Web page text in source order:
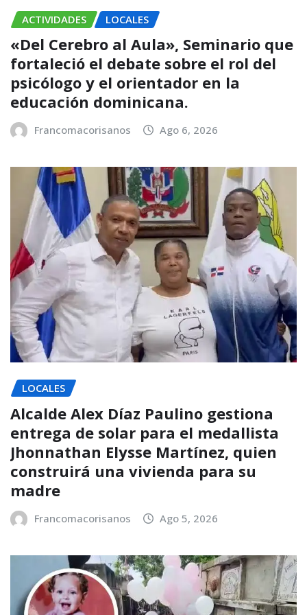
ACTIVIDADES LOCALES
«Del Cerebro al Aula», Seminario que
fortaleció el debate sobre el rol del
psicólogo y el orientador en la
educación dominicana.
Francomacorisanos Ago 6, 2026
LOCALES
Alcalde Alex Díaz Paulino gestiona
entrega de solar para el medallista
Jhonnathan Elysse Martínez, quien
construirá una vivienda para su
madre
Francomacorisanos Ago 5, 2026